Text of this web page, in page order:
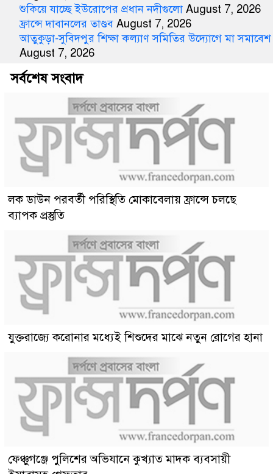
শুকিয়ে যাচ্ছে ইউরোপের প্রধান নদীগুলো August 7, 2026
ফ্রান্সে দাবানলের তাণ্ডব August 7, 2026
আতুকুড়া-সুবিদপুর শিক্ষা কল্যাণ সমিতির উদ্যোগে মা সমাবেশ
August 7, 2026
সর্বশেষ সংবাদ
লক ডাউন পরবর্তী পরিস্থিতি মোকাবেলায় ফ্রান্সে চলছে
ব্যাপক প্রস্তুতি
যুক্তরাজ্যে করোনার মধ্যেই শিশুদের মাঝে নতুন রোগের হানা
ফেঞ্চুগঞ্জে পুলিশের অভিযানে কুখ্যাত মাদক ব্যবসায়ী